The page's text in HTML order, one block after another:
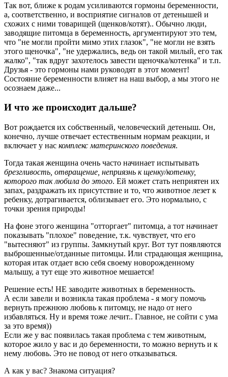
Так вот, ближе к родам усиливаются гормоны беременности,
а, соответственно, и восприятие сигналов от детенышей и
схожих с ними товарищей (щенков/котят).. Обычно люди,
заводящие питомца в беременность, аргументируют это тем,
что "не могли пройти мимо этих глазок", "не могли не взять
этого щеночка", "не удержались, ведь он такой милый, его так
жалко", "так вдруг захотелось завести щеночка/котенка" и т.п.
Друзья - это гормоны нами руководят в этот момент!
Состояние беременности влияет на наш выбор, а мы этого не
осознаем даже...
И что же происходит дальше?
Вот рождается их собственный, человеческий детеныш. Он,
конечно, лучше отвечает естественным нормам реакции, и
включает у нас комплекс материнского поведения.
Тогда такая женщина очень часто начинает испытывать
брезгливость, отвращение, неприязнь к щенку/котенку,
которого так любила до этого. Ей может стать неприятен их
запах, раздражать их присутствие и то, что животное лезет к
ребенку, дотрагивается, облизывает его. Это нормально, с
точки зрения природы!
На фоне этого женщина "отторгает" питомца, а тот начинает
показывать "плохое" поведение, т.к. чувствует, что его
"вытесняют" из группы. Замкнутый круг. Вот тут появляются
выброшенные/отданные питомцы. Или страдающая женщина,
которая итак отдает всю себя своему новорожденному
малышу, а тут еще это животное мешается!
Решение есть! НЕ заводите животных в беременность.
А если завели и возникла такая проблема - я могу помочь
вернуть прежнюю любовь к питомцу, не надо от него
избавляться. Ну и время тоже лечит.. Главное, не сойти с ума
за это время))
Если же у вас появилась такая проблема с тем животным,
которое жило у вас и до беременности, то можно вернуть и к
нему любовь. Это не повод от него отказываться.
А как у вас? Знакома ситуация?